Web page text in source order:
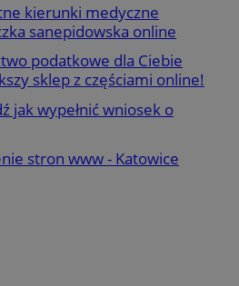
kierunki medyczne
sanepidowska online
podatkowe dla Ciebie
sklep z częściami online!
jak wypełnić wniosek o
stron www - Katowice